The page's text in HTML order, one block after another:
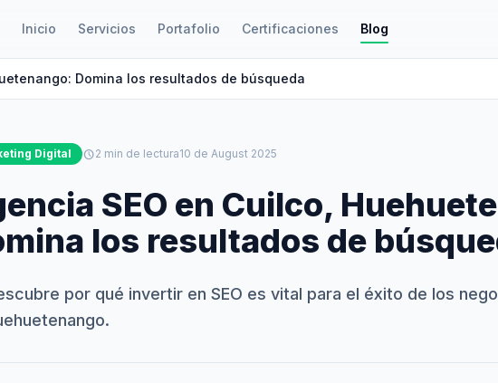
Inicio Servicios Portafolio Certificaciones Blog
Domina los resultados de búsqueda
Digital schedule2 min de lectura10 de August 2025
SEO en Cuilco,
los resultados de
por qué invertir en SEO es vital para el éxito de los